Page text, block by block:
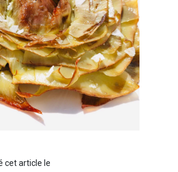
cet article le